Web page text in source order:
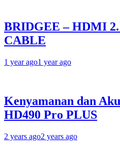
BRIDGEE – HDMI
CABLE
1 year ago1 year ago
Kenyamanan dan
HD490 Pro PLUS
2 years ago2 years ago